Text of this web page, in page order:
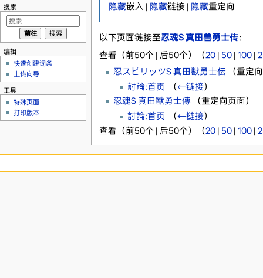
隐藏嵌入 | 隐藏链接 | 隐藏重定向
以下页面链接至忍魂S 真田兽勇士传：
查看（前50个 | 后50个）（20| 50| 100|
忍スピリッツS 真田獣勇士伝 （重定
討論:首页
（←链接）
忍魂S 真田獸勇士傳 （重定向页面） ‎
討論:首页
（←链接）
查看（前50个 | 后50个）（20| 50| 100|
搜索
编辑
快速创建词条
上传向导
工具
特殊页面
打印版本